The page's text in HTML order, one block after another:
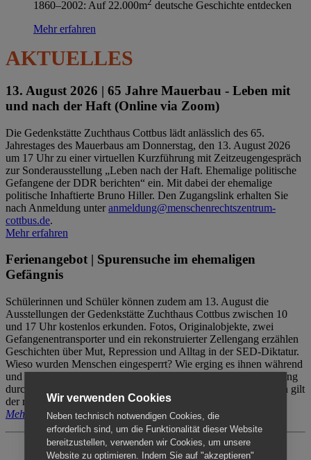
1860–2002: Auf 22.000m
deutsche Geschichte entdecken
Mehr erfahren
AKTUELLES
13. August 2026 | 65 Jahre Mauerbau - Leben mit
und nach der Haft (Online via Zoom)
Die Gedenkstätte Zuchthaus Cottbus lädt anlässlich des 65.
Jahrestages des Mauerbaus am Donnerstag, den 13. August 2026
um 17 Uhr zu einer virtuellen Kurzführung mit Zeitzeugengespräch
zur Sonderausstellung „Leben nach der Haft. Ehemalige politische
Gefangene der DDR berichten“ ein. Mit dabei der ehemalige
politische Inhaftierte Bruno Hiller. Den Zugangslink erhalten Sie
nach Anmeldung unteranmeldung@menschenrechtszentrum-
cottbus.de.
Mehr erfahren
Ferienangebot | Spurensuche im ehemaligen
Gefängnis
Schülerinnen und Schüler können zudem am 13. August die
Ausstellungen der Gedenkstätte Zuchthaus Cottbus zwischen 10
und 17 Uhr kostenlos erkunden. Fotos, Originalobjekte, zwei
Gefangenentransporter und ein rekonstruierter Zellengang erzählen
Geschichten über Mut, Repression und Alltag in der SED-Diktatur.
Wieso wurden Menschen eingesperrt? Wie erging es ihnen während
und nach der Haft? Der Besuch erfolgt individuell ohne Betreuung
durch das Menschenrechtszentrum Cottbus. Für Begleitpersonen gilt
der reguläre Eintritt (8€ / ermäßigt 5€).
Mehr erfahren
Wir verwenden Cookies
Neben technisch notwendigen Cookies, die
erforderlich sind, um die Funktionalität dieser Website
bereitzustellen, verwenden wir Cookies, um unsere
Website zu optimieren. Indem Sie auf "akzeptieren"